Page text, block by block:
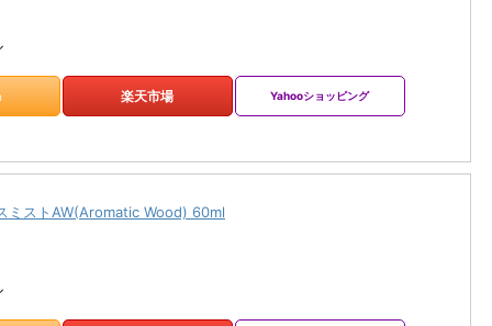
楽天市場 Yahooショッピング
ミストAW(Aromatic Wood) 60ml